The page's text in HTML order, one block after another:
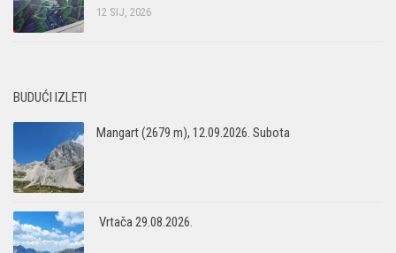
12 SIJ, 2026
BUDUĆI IZLETI
Mangart (2679 m), 12.09.2026. Subota
Vrtača 29.08.2026.